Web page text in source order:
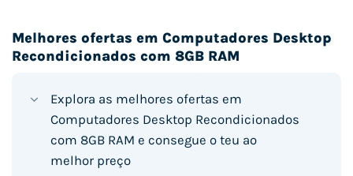
Melhores ofertas em Computadores Desktop
Recondicionados com 8GB RAM
Explora as melhores ofertas em
Computadores Desktop Recondicionados
com 8GB RAM e consegue o teu ao
melhor preço